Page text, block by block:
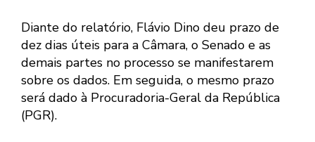
Diante do relatório, Flávio Dino deu prazo de
dez dias úteis para a Câmara, o Senado e as
demais partes no processo se manifestarem
sobre os dados. Em seguida, o mesmo prazo
será dado à Procuradoria-Geral da República
(PGR).